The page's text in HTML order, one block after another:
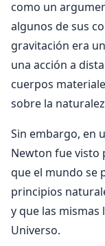
como un
algunos de sus
gravitación era
una acción a
cuerpos
sobre la
Sin embargo, en
Newton fue visto
que el mundo se
principios
y que las mismas
Universo.